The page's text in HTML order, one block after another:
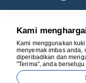
Kami
Kami menggunakan
menyemak imbas anda,
diperibadikan dan
"Terima", anda